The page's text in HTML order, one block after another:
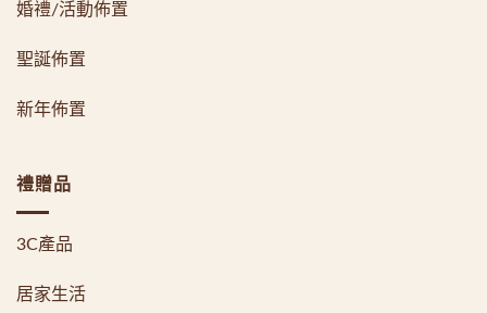
婚禮/活動佈置
聖誕佈置
新年佈置
禮贈品
3C產品
居家生活